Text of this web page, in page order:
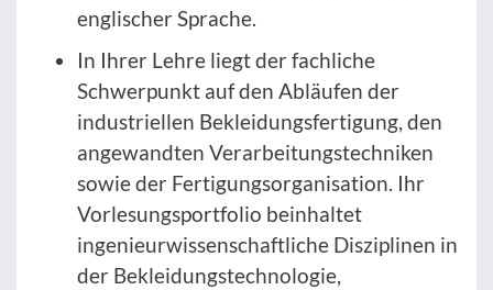
englischer Sprache.
In Ihrer Lehre liegt der fachliche
Schwerpunkt auf den Abläufen der
industriellen Bekleidungsfertigung, den
angewandten Verarbeitungstechniken
sowie der Fertigungsorganisation. Ihr
Vorlesungsportfolio beinhaltet
ingenieurwissenschaftliche Disziplinen in
der Bekleidungstechnologie,